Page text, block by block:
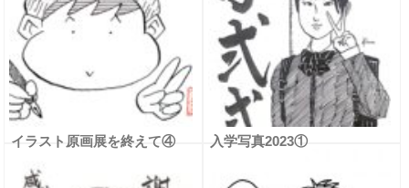
イラスト原画展を終えて④ 入学写真2023①